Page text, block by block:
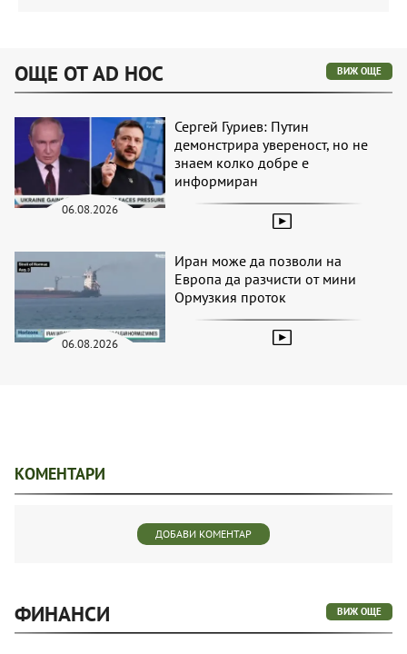
ОЩЕ ОТ AD HOC ВИЖ ОЩЕ
06.08.2026
Сергей Гуриев: Путин
демонстрира увереност, но не
знаем колко добре е
информиран
06.08.2026
Иран може да позволи на
Европа да разчисти от мини
Ормузкия проток
КОМЕНТАРИ
ДОБАВИ КОМЕНТАР
ФИНАНСИ ВИЖ ОЩЕ